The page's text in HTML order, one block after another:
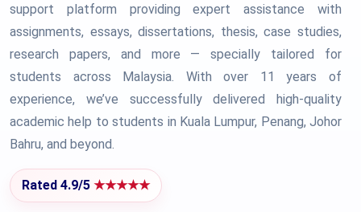
support platform providing expert assistance with
assignments, essays, dissertations, thesis, case studies,
research papers, and more — specially tailored for
students across Malaysia. With over 11 years of
experience, we’ve successfully delivered high-quality
academic help to students in Kuala Lumpur, Penang, Johor
Bahru, and beyond.
Rated 4.9/5 ★★★★★